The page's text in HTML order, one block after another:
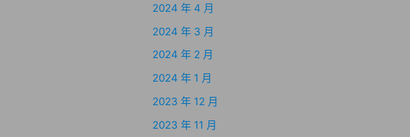
2024 年 4 月
2024 年 3 月
2024 年 2 月
2024 年 1 月
2023 年 12 月
2023 年 11 月